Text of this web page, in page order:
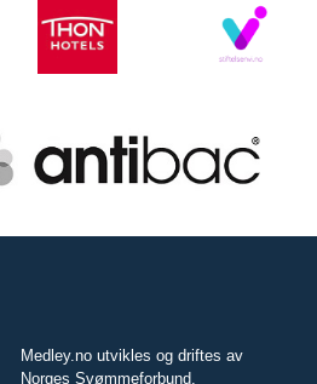
Medley.no utvikles og driftes av
Norges Svømmeforbund.